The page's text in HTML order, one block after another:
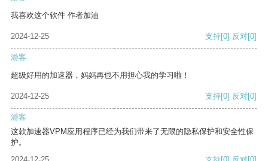
我喜欢这个软件 作者加油
2024-12-25 支持[0] 反对[0]
游客
超级好用的加速器，妈妈再也不用担心我的学习啦！
2024-12-25 支持[0] 反对[0]
游客
这款加速器VPM应用程序已经为我们带来了无限的隐私保护和安全性保
护。